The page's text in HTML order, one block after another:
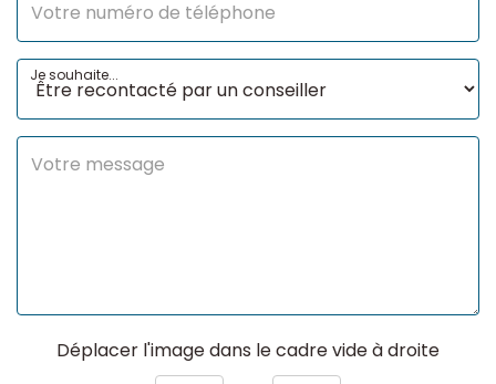
Je souhaite...
Déplacer l'image dans le cadre vide à droite